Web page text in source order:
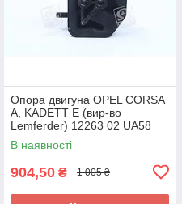
Опора двигуна OPEL CORSA
A, KADETT E (вир-во
Lemferder) 12263 02 UA58
В наявності
904,50 ₴ 1 005 ₴